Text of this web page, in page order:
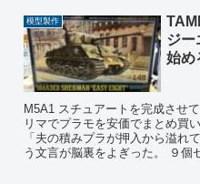
模型製作
ジー
始め
M5A1 スチュアートを完成させ
リマでプラモを安価でまとめ買
「夫の積みプラが押入から溢れ
う文言が脳裏をよぎった。 ９個